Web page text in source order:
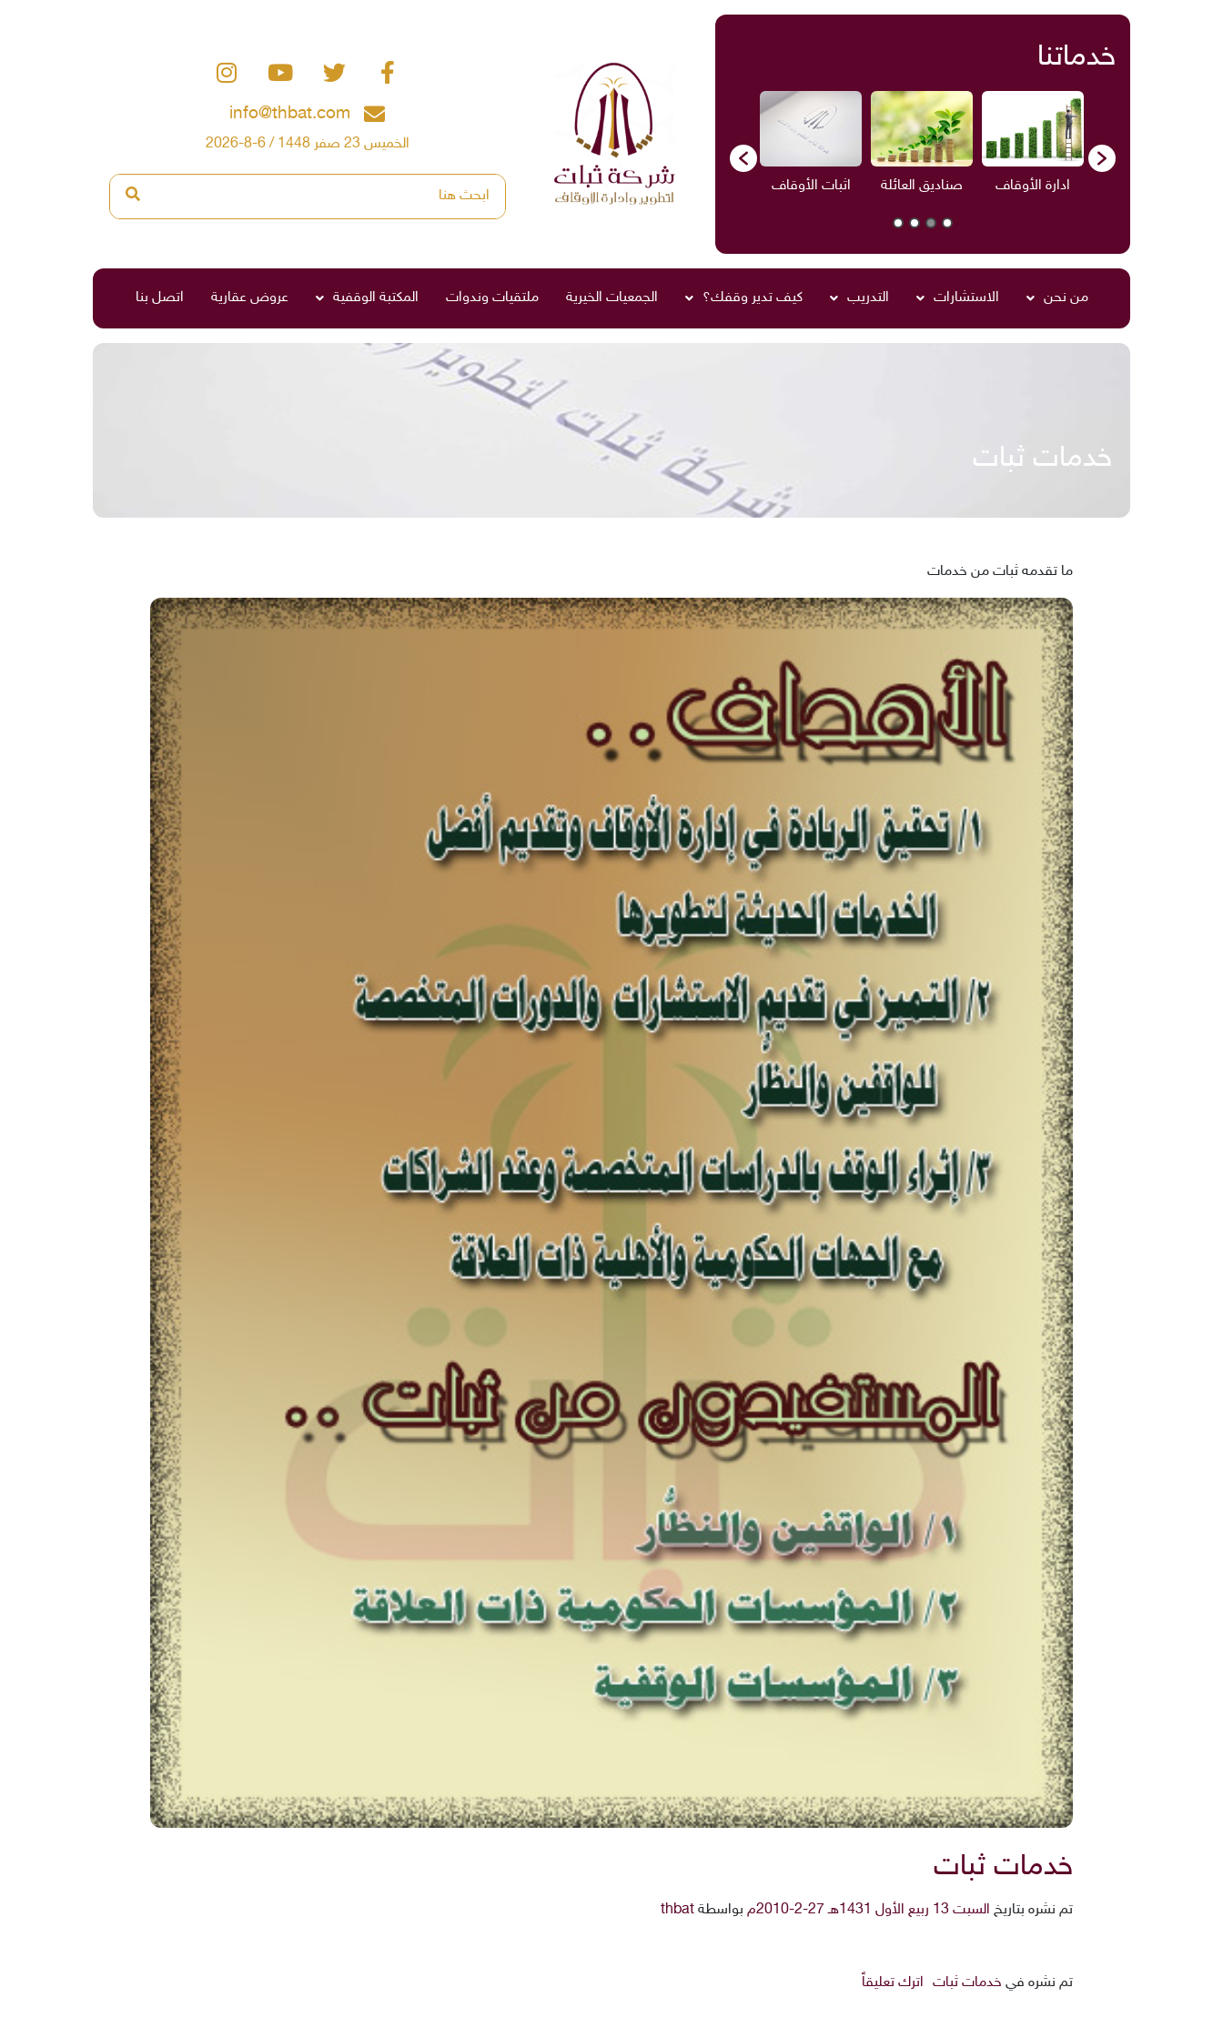
خدماتنا
ادارة الأوقاف صناديق العائلة اثبات الأوقاف الاستشارات ادارة الأوقاف صناديق العائلة
info@thbat.com
الخميس 23 صفر 1448 / 6-8-2026
من نحن الاستشارات التدريب كيف تدير وقفك؟ الجمعيات الخيرية ملتقيات وندوات المكتبة الوقفية عروض عقارية اتصل بنا
خدمات ثبات
ما تقدمه ثبات من خدمات
خدمات ثبات
تم نشره بتاريخ السبت 13 ربيع الأول 1431هـ 27-2-2010م بواسطة thbat
تم نشره في خدمات ثبات اترك تعليقاً